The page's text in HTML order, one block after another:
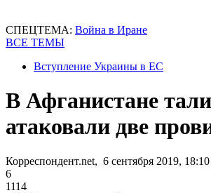
СПЕЦТЕМА: Война в Иране
ВСЕ ТЕМЫ
Вступление Украины в ЕС
В Афганистане
атаковали две
Корреспондент.net, 6 сентября 2019, 18:10
6
1114